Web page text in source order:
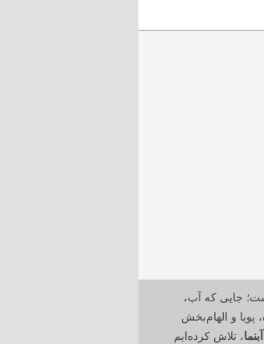
جایی که آب،
پویا و الهام‌بخش
، تلاش کرده‌ایم